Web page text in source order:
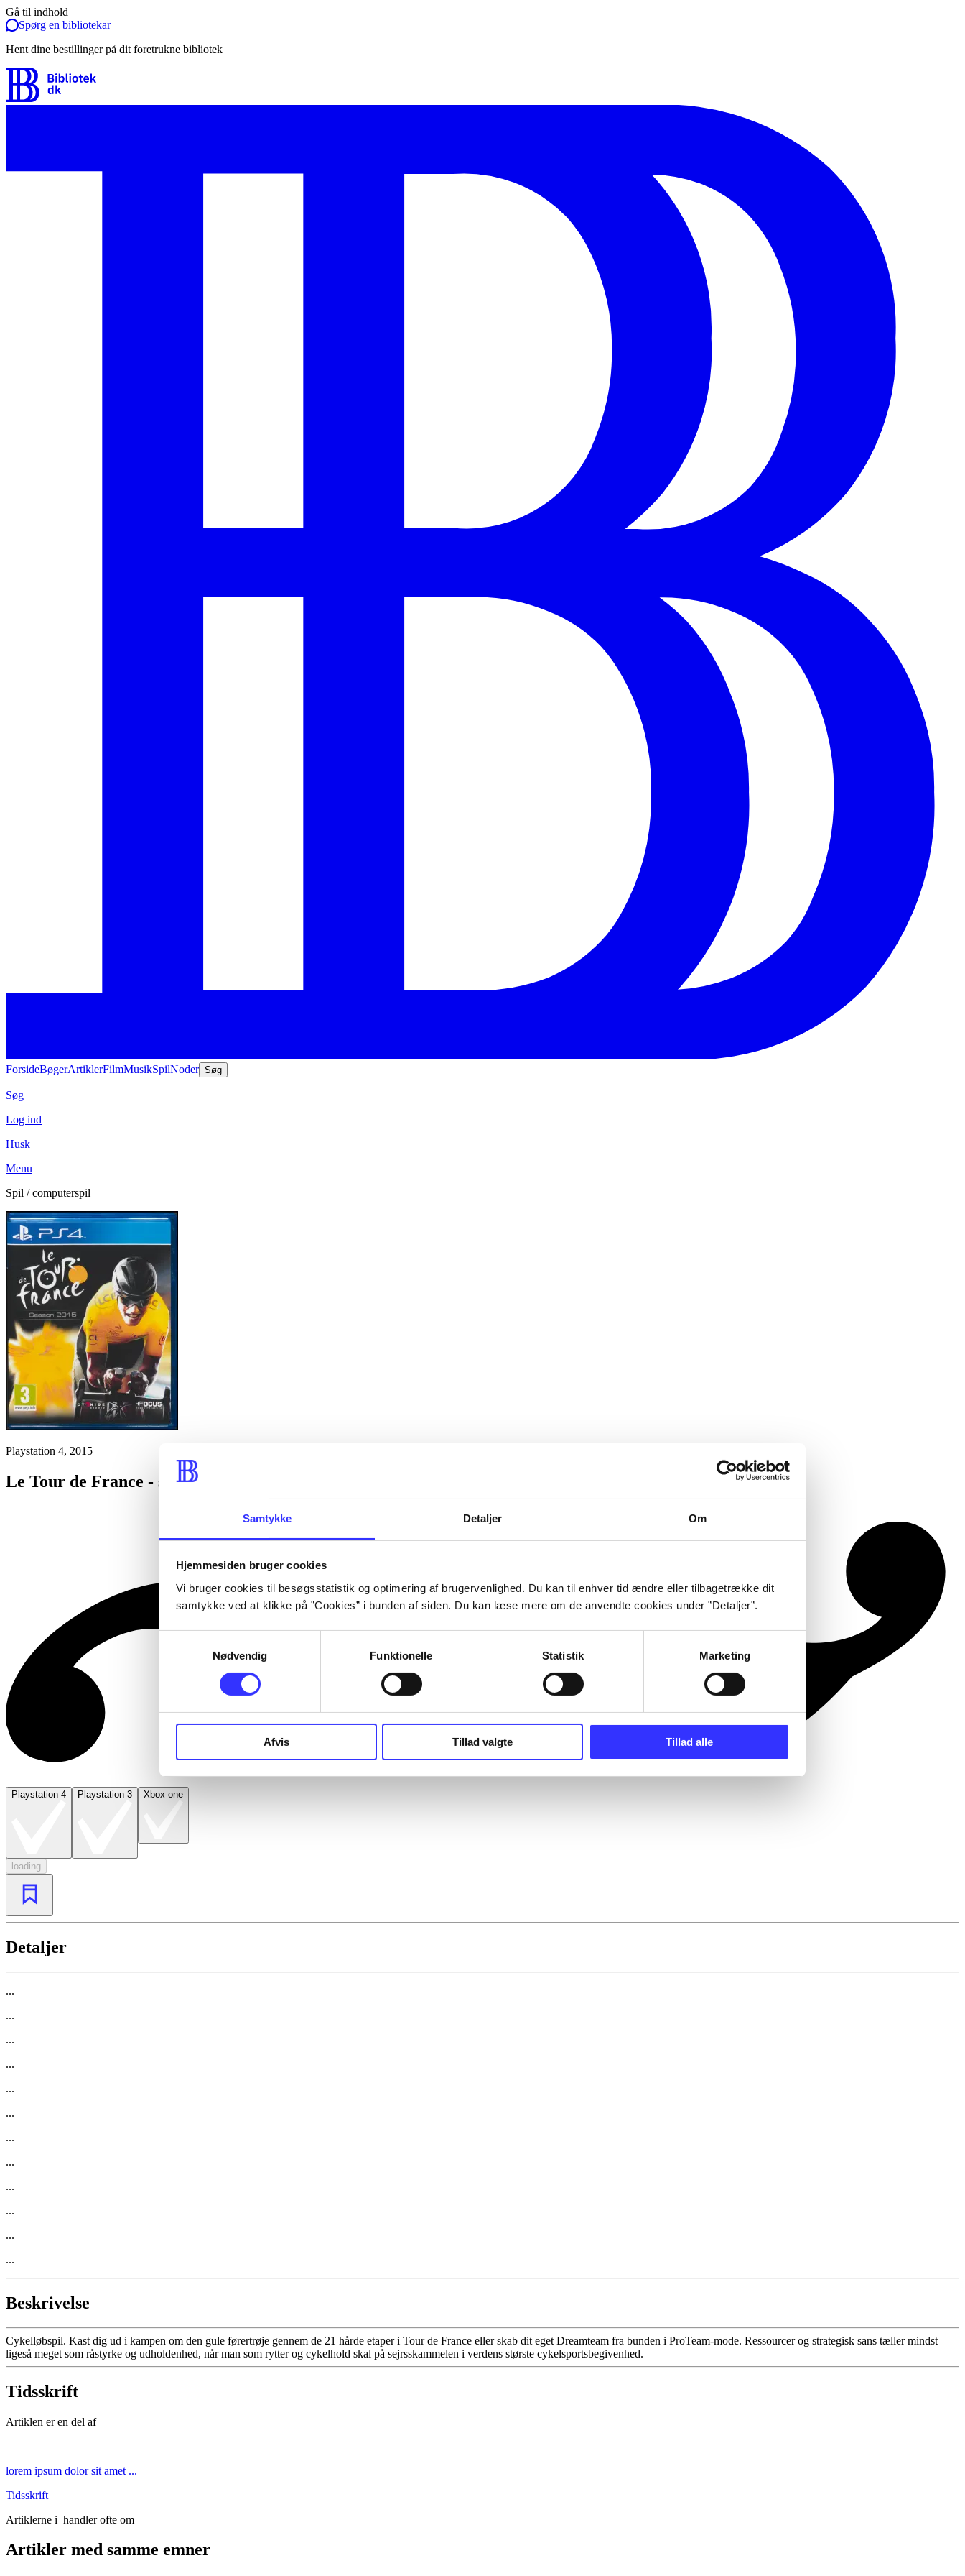
Samtykke Detaljer Om
Hjemmesiden bruger cookies
Vi bruger cookies til besøgsstatistik og optimering af brugervenlighed. Du kan til enhver tid ændre eller tilbagetrække dit
samtykke ved at klikke på ”Cookies” i bunden af siden. Du kan læse mere om de anvendte cookies under ”Detaljer”.
Nødvendig
Funktionelle Statistik Marketing
Afvis Tillad valgte Tillad alle
Gå til indhold
Spørg en bibliotekar
Hent dine bestillinger på dit foretrukne bibliotek
ForsideBøgerArtiklerFilmMusikSpilNoder Søg
Søg
Log ind
Husk
Menu
Spil / computerspil
Playstation 4, 2015
Le Tour de France - season 2015
Playstation 4 Playstation 3 Xbox one
loading
Detaljer
...
...
...
...
...
...
...
...
...
...
...
...
Beskrivelse
Cykelløbspil. Kast dig ud i kampen om den gule førertrøje gennem de 21 hårde etaper i Tour de France eller skab dit eget Dreamteam fra bunden i ProTeam-mode. Ressourcer og strategisk sans tæller mindst
ligeså meget som råstyrke og udholdenhed, når man som rytter og cykelhold skal på sejrsskammelen i verdens største cykelsportsbegivenhed.
Tidsskrift
Artiklen er en del af
lorem ipsum dolor sit amet ...
Tidsskrift
Artiklerne i handler ofte om
Artikler med samme emner